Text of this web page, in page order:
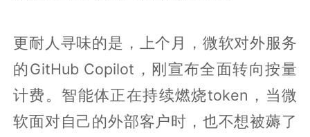
更耐人寻味的是，上个月，微软对外服务
的GitHub Copilot，刚宣布全面转向按量
计费。智能体正在持续燃烧token，当微
软面对自己的外部客户时，也不想被薅了